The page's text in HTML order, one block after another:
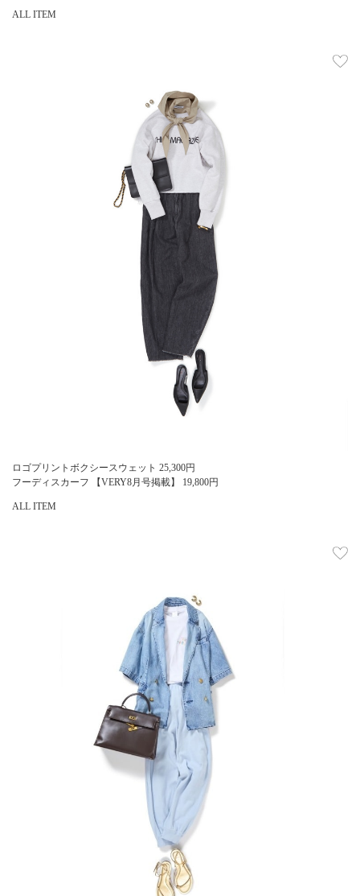
ALL ITEM
ロゴプリントボクシースウェット 25,300円
フーディスカーフ 【VERY8月号掲載】 19,800円
ALL ITEM